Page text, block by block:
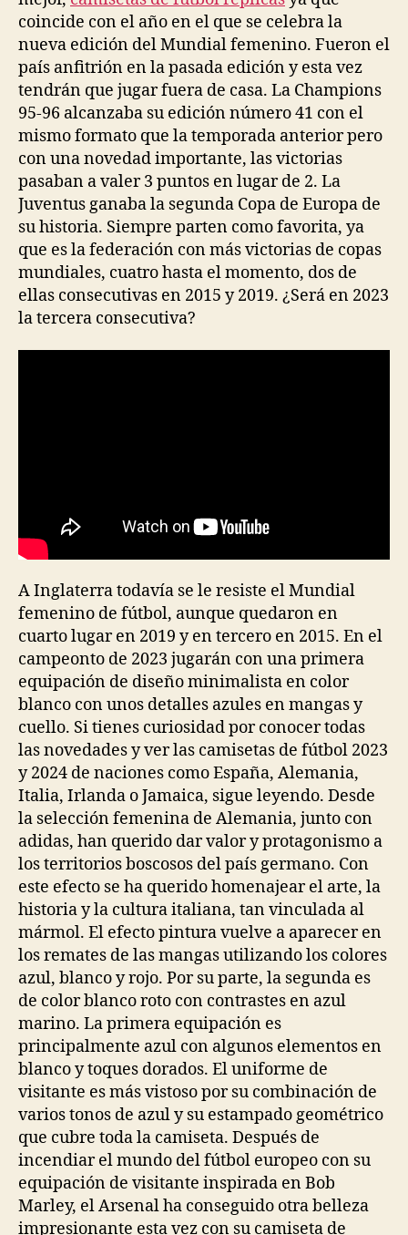
coincide con el año en el que se celebra la
nueva edición del Mundial femenino. Fueron el
país anfitrión en la pasada edición y esta vez
tendrán que jugar fuera de casa. La Champions
95-96 alcanzaba su edición número 41 con el
mismo formato que la temporada anterior pero
con una novedad importante, las victorias
pasaban a valer 3 puntos en lugar de 2. La
Juventus ganaba la segunda Copa de Europa de
su historia. Siempre parten como favorita, ya
que es la federación con más victorias de copas
mundiales, cuatro hasta el momento, dos de
ellas consecutivas en 2015 y 2019. ¿Será en 2023
la tercera consecutiva?
A Inglaterra todavía se le resiste el Mundial
femenino de fútbol, aunque quedaron en
cuarto lugar en 2019 y en tercero en 2015. En el
campeonto de 2023 jugarán con una primera
equipación de diseño minimalista en color
blanco con unos detalles azules en mangas y
cuello. Si tienes curiosidad por conocer todas
las novedades y ver las camisetas de fútbol 2023
y 2024 de naciones como España, Alemania,
Italia, Irlanda o Jamaica, sigue leyendo. Desde
la selección femenina de Alemania, junto con
adidas, han querido dar valor y protagonismo a
los territorios boscosos del país germano. Con
este efecto se ha querido homenajear el arte, la
historia y la cultura italiana, tan vinculada al
mármol. El efecto pintura vuelve a aparecer en
los remates de las mangas utilizando los colores
azul, blanco y rojo. Por su parte, la segunda es
de color blanco roto con contrastes en azul
marino. La primera equipación es
principalmente azul con algunos elementos en
blanco y toques dorados. El uniforme de
visitante es más vistoso por su combinación de
varios tonos de azul y su estampado geométrico
que cubre toda la camiseta. Después de
incendiar el mundo del fútbol europeo con su
equipación de visitante inspirada en Bob
Marley, el Arsenal ha conseguido otra belleza
impresionante esta vez con su camiseta de